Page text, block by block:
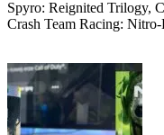
Spyro: Reignited Trilogy,
Crash Team Racing: Nitro-